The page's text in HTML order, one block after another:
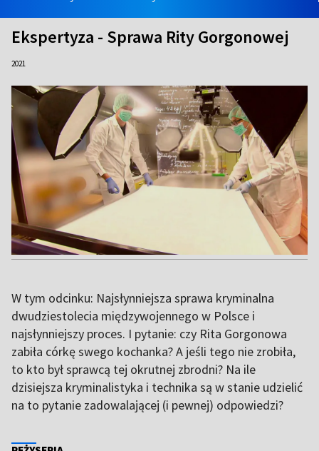
Ekspertyza - Sprawa Rity Gorgonowej
2021
W tym odcinku: Najsłynniejsza sprawa kryminalna
dwudziestolecia międzywojennego w Polsce i
najsłynniejszy proces. I pytanie: czy Rita Gorgonowa
zabiła córkę swego kochanka? A jeśli tego nie zrobiła,
to kto był sprawcą tej okrutnej zbrodni? Na ile
dzisiejsza kryminalistyka i technika są w stanie udzielić
na to pytanie zadowalającej (i pewnej) odpowiedzi?